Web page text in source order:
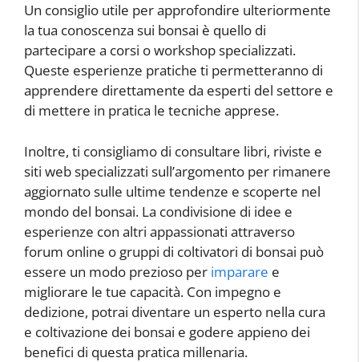
Un consiglio utile per approfondire ulteriormente
la tua conoscenza sui bonsai è quello di
partecipare a corsi o workshop specializzati.
Queste esperienze pratiche ti permetteranno di
apprendere direttamente da esperti del settore e
di mettere in pratica le tecniche apprese.
Inoltre, ti consigliamo di consultare libri, riviste e
siti web specializzati sull’argomento per rimanere
aggiornato sulle ultime tendenze e scoperte nel
mondo del bonsai. La condivisione di idee e
esperienze con altri appassionati attraverso
forum online o gruppi di coltivatori di bonsai può
essere un modo prezioso per imparare e
migliorare le tue capacità. Con impegno e
dedizione, potrai diventare un esperto nella cura
e coltivazione dei bonsai e godere appieno dei
benefici di questa pratica millenaria.